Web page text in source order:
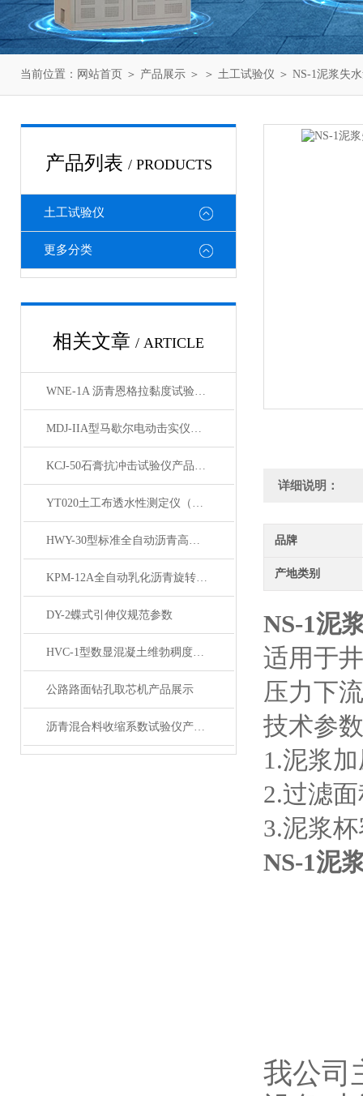
当前位置： 网站首页 ＞ 产品展示 ＞ ＞ 土工试验仪 ＞ NS-1泥浆失
产品列表 / PRODUCTS
土工试验仪
更多分类
相关文章 / ARTICLE
WNE-1A 沥青恩格拉黏度试验仪产品展示
MDJ-IIA型马歇尔电动击实仪（标准）产品展示
KCJ-50石膏抗冲击试验仪产品展示
YT020土工布透水性测定仪（台式）产品简介
HWY-30型标准全自动沥青高低温循环水浴箱产品展示
KPM-12A全自动乳化沥青旋转瓶磨耗试验仪展示
DY-2蝶式引伸仪规范参数
HVC-1型数显混凝土维勃稠度仪产品展示
公路路面钻孔取芯机产品展示
沥青混合料收缩系数试验仪产品展示
详细说明：
品牌
产地类别
NS-1泥
适用于
压力下
技术参数
1.泥浆
2.过滤
3.泥浆
NS-1泥
我公司